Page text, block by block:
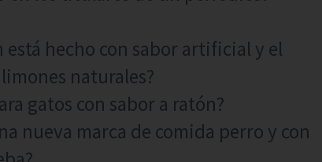
está hecho con sabor artificial y el
naturales?
gatos con sabor a ratón?
nueva marca de comida perro y con